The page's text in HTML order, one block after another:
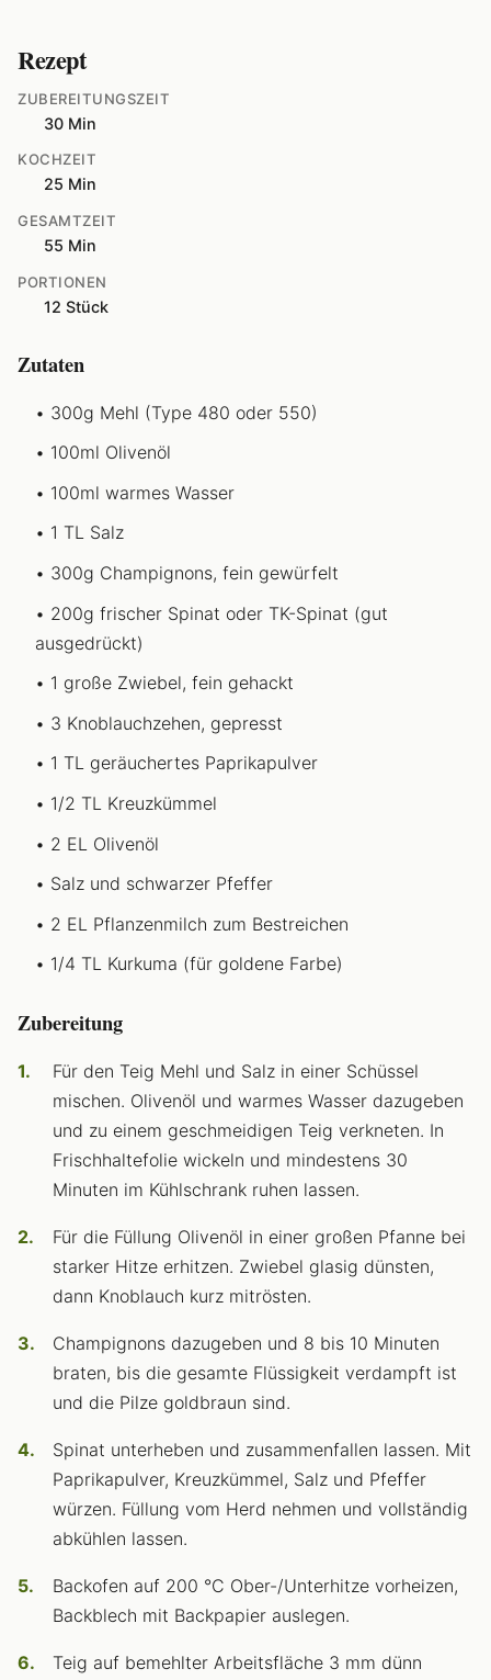
Rezept
ZUBEREITUNGSZEIT
30 Min
KOCHZEIT
25 Min
GESAMTZEIT
55 Min
PORTIONEN
12 Stück
Zutaten
300g Mehl (Type 480 oder 550)
100ml Olivenöl
100ml warmes Wasser
1 TL Salz
300g Champignons, fein gewürfelt
200g frischer Spinat oder TK-Spinat (gut
ausgedrückt)
1 große Zwiebel, fein gehackt
3 Knoblauchzehen, gepresst
1 TL geräuchertes Paprikapulver
1/2 TL Kreuzkümmel
2 EL Olivenöl
Salz und schwarzer Pfeffer
2 EL Pflanzenmilch zum Bestreichen
1/4 TL Kurkuma (für goldene Farbe)
Zubereitung
Für den Teig Mehl und Salz in einer Schüssel
mischen. Olivenöl und warmes Wasser dazugeben
und zu einem geschmeidigen Teig verkneten. In
Frischhaltefolie wickeln und mindestens 30
Minuten im Kühlschrank ruhen lassen.
Für die Füllung Olivenöl in einer großen Pfanne bei
starker Hitze erhitzen. Zwiebel glasig dünsten,
dann Knoblauch kurz mitrösten.
Champignons dazugeben und 8 bis 10 Minuten
braten, bis die gesamte Flüssigkeit verdampft ist
und die Pilze goldbraun sind.
Spinat unterheben und zusammenfallen lassen. Mit
Paprikapulver, Kreuzkümmel, Salz und Pfeffer
würzen. Füllung vom Herd nehmen und vollständig
abkühlen lassen.
Backofen auf 200 °C Ober-/Unterhitze vorheizen,
Backblech mit Backpapier auslegen.
Teig auf bemehlter Arbeitsfläche 3 mm dünn